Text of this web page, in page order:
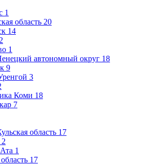
1
область 20
14
2
1
автономный округ 18
9
3
Коми 18
7
область 17
2
1
17